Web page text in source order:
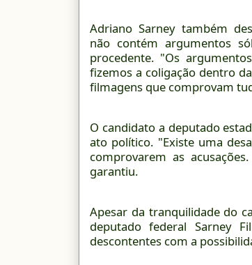
Adriano Sarney também
não contém argumentos
procedente. "Os
fizemos a coligação dentro
filmagens que comprovam
O candidato a deputado
ato político. "Existe uma
comprovarem as
garantiu.
Apesar da tranquilidade do
deputado federal Sarney
descontentes com a